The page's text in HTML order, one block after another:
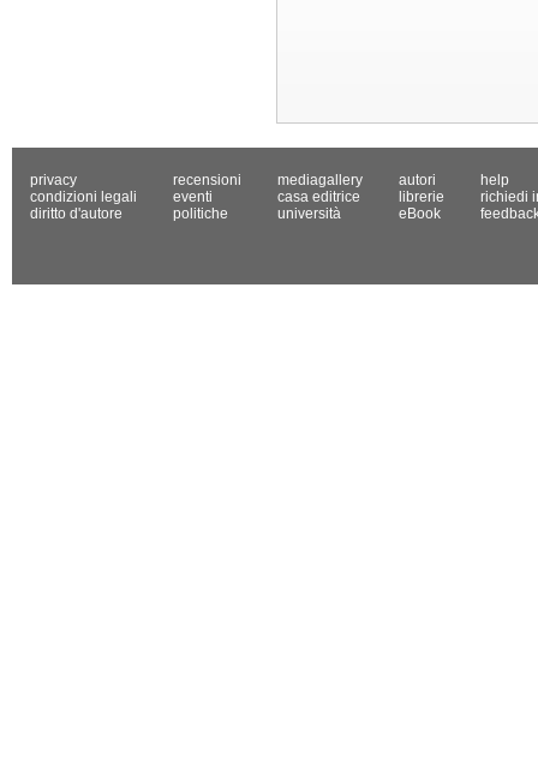
privacy
condizioni legali
diritto d'autore
recensioni
eventi
politiche
mediagallery
casa editrice
università
autori
librerie
eBook
help
richiedi